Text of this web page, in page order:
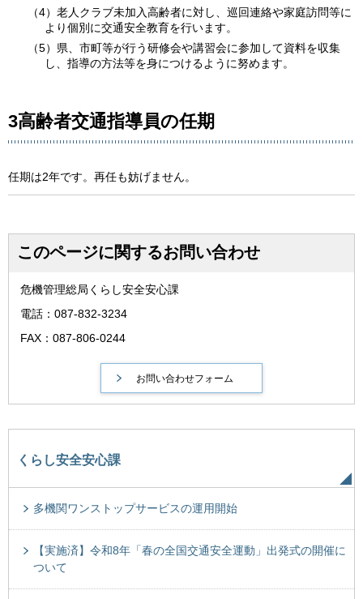
（4）老人クラブ未加入高齢者に対し、巡回連絡や家庭訪問等に
より個別に交通安全教育を行います。
（5）県、市町等が行う研修会や講習会に参加して資料を収集
し、指導の方法等を身につけるように努めます。
3高齢者交通指導員の任期
任期は2年です。再任も妨げません。
このページに関するお問い合わせ
危機管理総局くらし安全安心課
電話：087-832-3234
FAX：087-806-0244
くらし安全安心課
多機関ワンストップサービスの運用開始
【実施済】令和8年「春の全国交通安全運動」出発式の開催に
ついて